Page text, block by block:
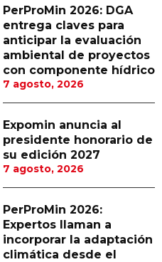
PerProMin 2026: DGA
entrega claves para
anticipar la evaluación
ambiental de proyectos
con componente hídrico
7 agosto, 2026
Expomin anuncia al
presidente honorario de
su edición 2027
7 agosto, 2026
PerProMin 2026:
Expertos llaman a
incorporar la adaptación
climática desde el